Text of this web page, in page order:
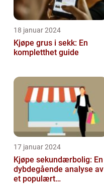
18 januar 2024
Kjøpe grus i sekk: En
kompletthet guide
17 januar 2024
Kjøpe sekundærbolig: En
dybdegående analyse av
et populært